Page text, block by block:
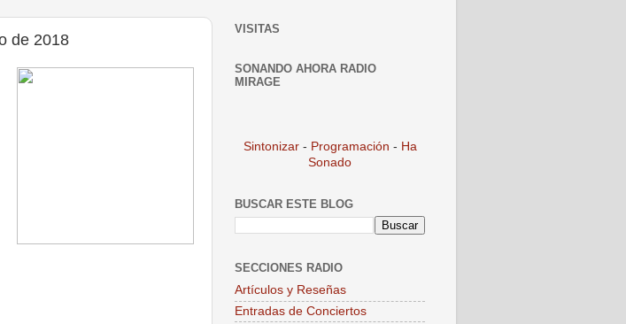
de 2018
VISITAS
SONANDO AHORA RADIO
MIRAGE
Sintonizar - Programación - Ha
Sonado
BUSCAR ESTE BLOG
SECCIONES RADIO
Artículos y Reseñas
Entradas de Conciertos